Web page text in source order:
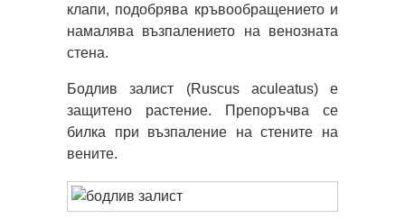
клапи, подобрява кръвообращението и
намалява възпалението на венозната
стена.
Бодлив залист (Ruscus aculeatus) е
защитено растение. Препоръчва се
билка при възпаление на стените на
вените.